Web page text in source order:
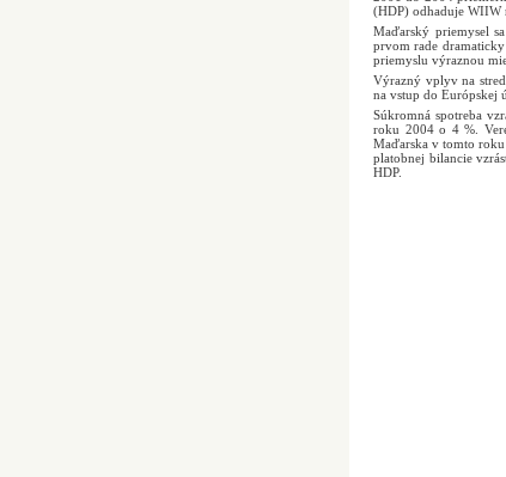
(HDP) odhaduje WIIW
Maďarský priemysel
prvom rade
priemyslu výraznou
Výrazný vplyv na
na vstup do Európskej
Súkromná spotreba
roku 2004 o 4 %.
Maďarska v tomto
platobnej bilancie
HDP.